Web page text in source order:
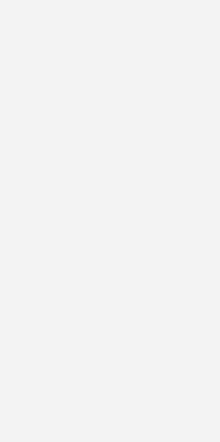
im
doch genehmigt werden.
wenig Auswirkungen der
sehen,
die bayerische
zulassen – von der
zwischen Häusern
wenn die Bevölkerung das
kleine Schritte in die
noch nicht. Bisher sind
Wenn Bürger oder
Windenergieanlage zu
gesetzlichen Vorchiften